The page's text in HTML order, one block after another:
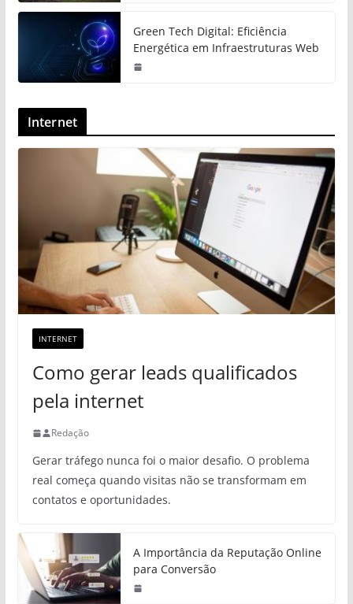
Green Tech Digital: Eficiência
Energética em Infraestruturas Web
Internet
INTERNET
Como gerar leads qualificados
pela internet
Redação
Gerar tráfego nunca foi o maior desafio. O problema
real começa quando visitas não se transformam em
contatos e oportunidades.
A Importância da Reputação Online
para Conversão